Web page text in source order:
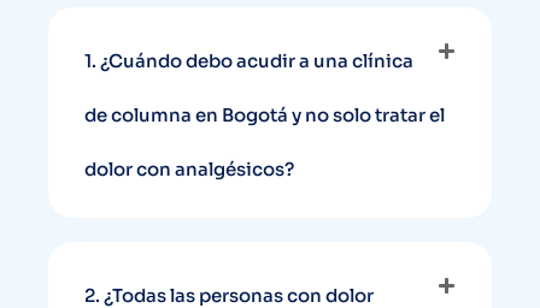
1. ¿Cuándo debo acudir a una clínica
de columna en Bogotá y no solo tratar el
dolor con analgésicos?
2. ¿Todas las personas con dolor